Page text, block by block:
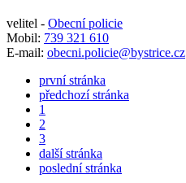
velitel - Obecní policie
Mobil: 739 321 610
E-mail: obecni.policie@bystrice.cz
první stránka
předchozí stránka
1
2
3
další stránka
poslední stránka